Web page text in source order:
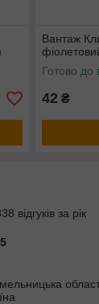
Вантаж
Готово до
42 ₴
відгуків за рік